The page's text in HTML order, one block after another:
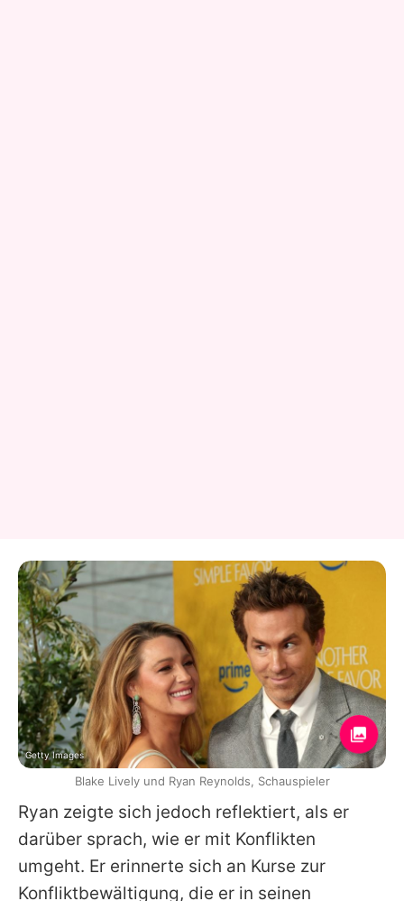
Ryan zeigte sich jedoch reflektiert, als er
darüber sprach, wie er mit Konflikten
umgeht. Er erinnerte sich an Kurse zur
Konfliktbewältigung, die er in seinen
Getty Images
Blake Lively und Ryan Reynolds, Schauspieler